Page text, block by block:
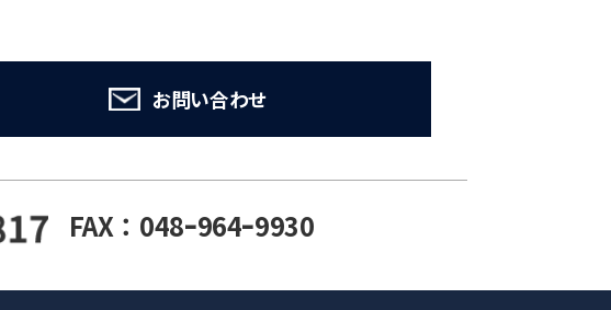
お問い合わせ
FAX：048ｰ964ｰ9930